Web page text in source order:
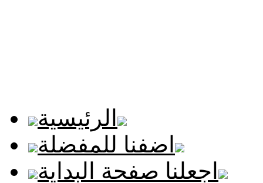
الرئيسية
اضفنا للمفضلة
اجعلنا صفحة البداية